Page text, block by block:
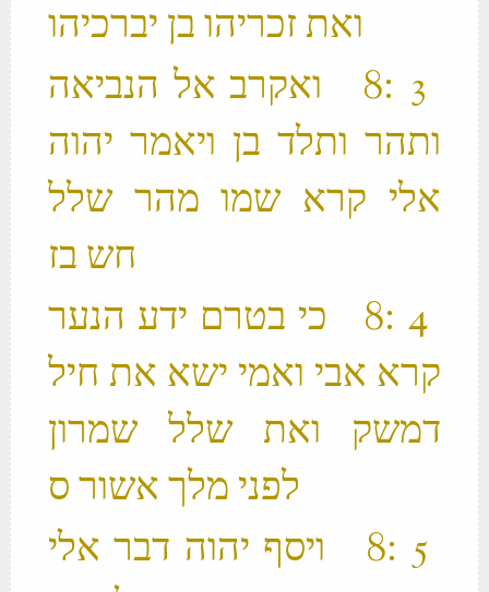
‫ 3 ׃8 ואקרב אל הנביאה
ותהר ותלד בן ויאמר יהוה
אלי קרא שמו מהר שלל
‫ 4 ׃8 כי בטרם ידע הנער
קרא אבי ואמי ישא את חיל
דמשק ואת שלל שמרון
‫ 5 ׃8 ויסף יהוה דבר אלי